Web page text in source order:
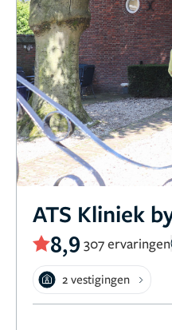
ATS Kliniek
8,9 307 ervaringen
2 vestigingen